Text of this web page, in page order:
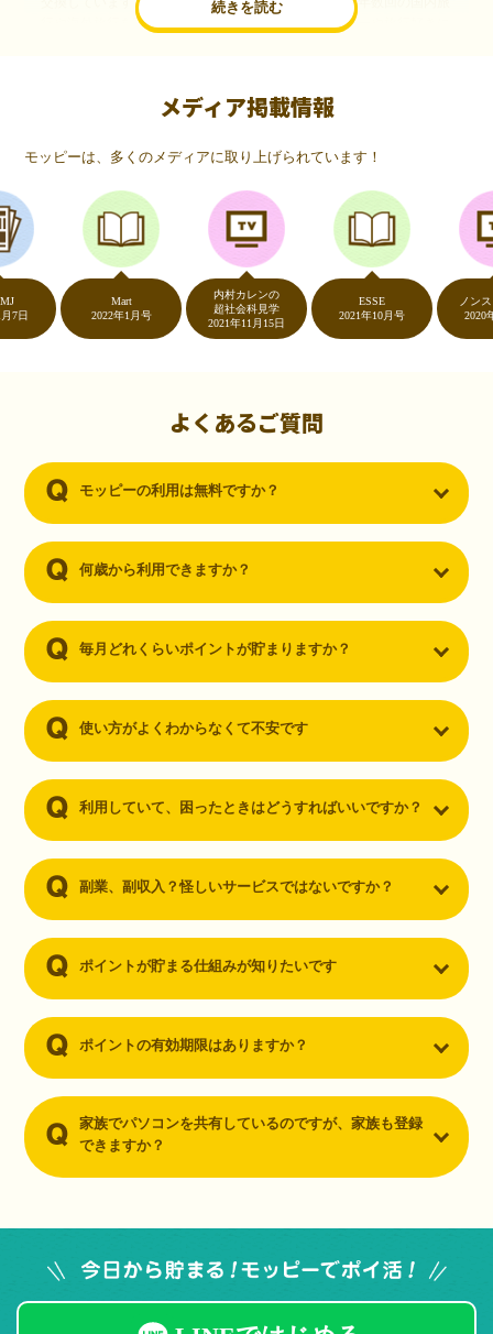
続きを読む
行や海外旅行を実現しています。モッピーは陸マイラーや旅行好きに
いつものネットショッピングが、モッピーでお得
（20代・女性）
友達に勧められてモッピーをはじめました。空いた時間にスマホで買
い物をすることが多いのですが、モッピーを経由するだけでショップ
のポイントとモッピーのポイントが二重で貯まることを知り、ビック
リ…！いつものネットショッピングをモッピーを経由するだけでポイ
ントが貯まるなんて…もっと早く教えてほしかった～！貯まったポイ
ントはギフト券に交換して、プチ贅沢を楽しんでます♪
（30代・男性）
ーを知りました。クレジットカードを発行するだけでポイントが貯ま
るならと無料登録して、クレジットカードの発行やアプリダウンロー
メディア掲載情報
モッピーは、多くのメディアに取り上げられています！
2022年1月号
内村カレンの
超社会科見学
2021年11月15日
2021年10月号
ノンストッ
2020年5月7
よくあるご質問
モッピーの利用は無料ですか？
何歳から利用できますか？
毎月どれくらいポイントが貯まりますか？
使い方がよくわからなくて不安です
利用していて、困ったときはどうすればいいですか？
副業、副収入？怪しいサービスではないですか？
ポイントが貯まる仕組みが知りたいです
ポイントの有効期限はありますか？
家族でパソコンを共有しているのですが、家族も登録
できますか？